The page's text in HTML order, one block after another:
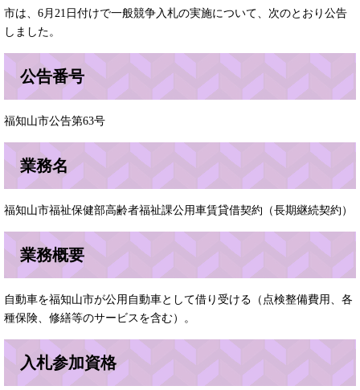
市は、6月21日付けで一般競争入札の実施について、次のとおり公告
しました。
公告番号
福知山市公告第63号
業務名
福知山市福祉保健部高齢者福祉課公用車賃貸借契約（長期継続契約）
業務概要
自動車を福知山市が公用自動車として借り受ける（点検整備費用、各
種保険、修繕等のサービスを含む）。
入札参加資格